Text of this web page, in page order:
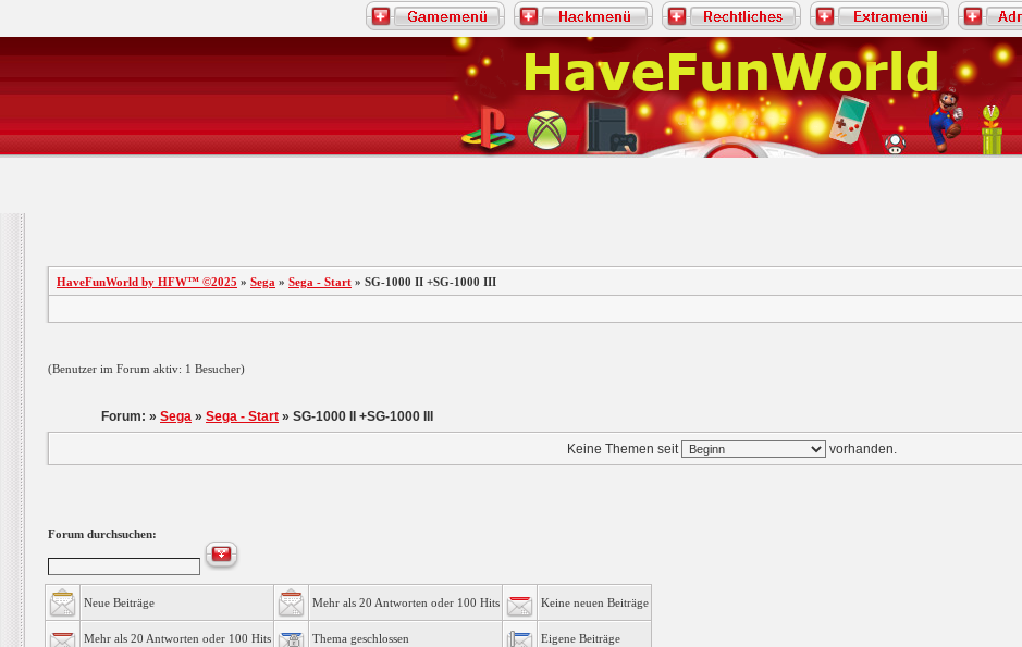
HaveFunWorld by HFW™ ©2025 » Sega » Sega - Start » SG-1000 II +SG-1000 III
(Benutzer im Forum aktiv: 1 Besucher)
Forum: » Sega » Sega - Start » SG-1000 II +SG-1000 III
Keine Themen seit vorhanden.
Forum durchsuchen:
Neue Beiträge Mehr als 20 Antworten oder 100 Hits Keine neuen Beiträge
Mehr als 20 Antworten oder 100 Hits Thema geschlossen Eigene Beiträge